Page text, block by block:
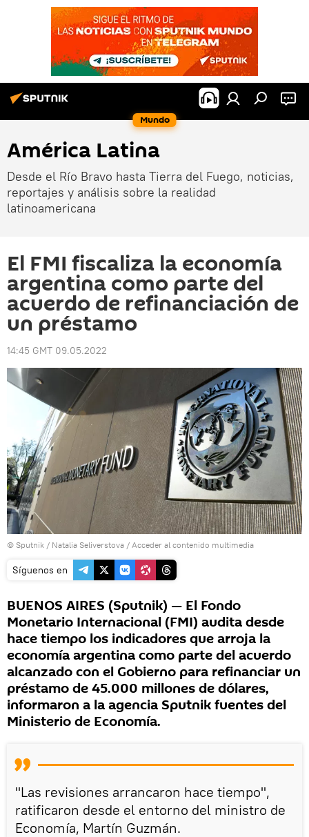
Mundo
América Latina
Desde el Río Bravo hasta Tierra del Fuego, noticias,
reportajes y análisis sobre la realidad
latinoamericana
El FMI fiscaliza la economía
argentina como parte del
acuerdo de refinanciación de
un préstamo
14:45 GMT 09.05.2022
© Sputnik / Natalia Seliverstova / Acceder al contenido multimedia
Síguenos en
BUENOS AIRES (Sputnik) — El Fondo
Monetario Internacional (FMI) audita desde
hace tiempo los indicadores que arroja la
economía argentina como parte del acuerdo
alcanzado con el Gobierno para refinanciar un
préstamo de 45.000 millones de dólares,
informaron a la agencia Sputnik fuentes del
Ministerio de Economía.
"Las revisiones arrancaron hace tiempo",
ratificaron desde el entorno del ministro de
Economía, Martín Guzmán.